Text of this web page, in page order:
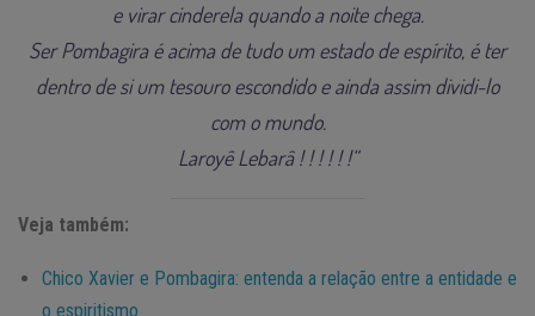
e virar cinderela quando a noite chega.
Ser Pombagira é acima de tudo um estado de espírito, é ter
dentro de si um tesouro escondido e ainda assim dividi-lo
com o mundo.
Laroyê Lebarâ ! ! ! ! ! !“
Veja também:
Chico Xavier e Pombagira: entenda a relação entre a entidade e
o espiritismo